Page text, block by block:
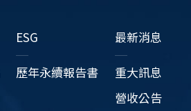
ESG
歷年永續報告書
最新消息
重大訊息
營收公告